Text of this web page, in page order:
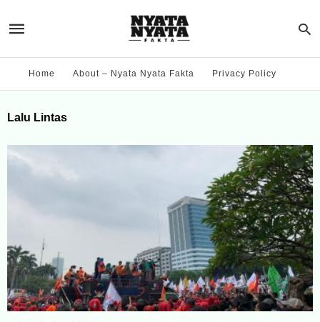
Home About – Nyata Nyata Fakta Privacy Policy
Lalu Lintas